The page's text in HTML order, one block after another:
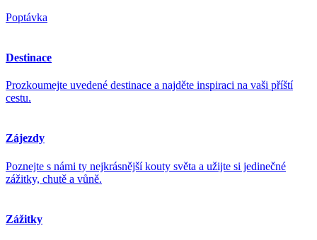
Poptávka
Destinace
Prozkoumejte uvedené destinace a najděte inspiraci na vaši příští
cestu.
Zájezdy
Poznejte s námi ty nejkrásnější kouty světa a užijte si jedinečné
zážitky, chutě a vůně.
Zážitky